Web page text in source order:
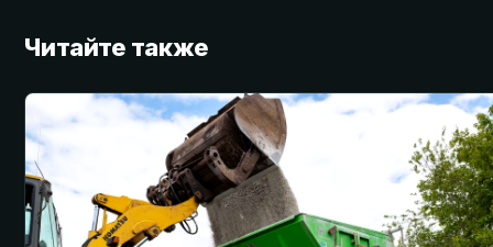
Читайте также